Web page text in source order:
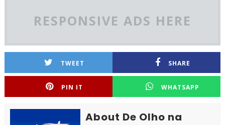
RESPONSIVE ADS HERE
TWEET SHARE
PIN IT WHATSAPP
About De Olho na